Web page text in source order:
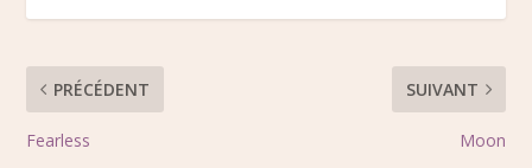
PRÉCÉDENT
Fearless
SUIVANT
Moon